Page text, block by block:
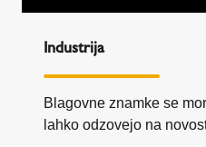
Industrija
Blagovne znamke se
lahko odzovejo na